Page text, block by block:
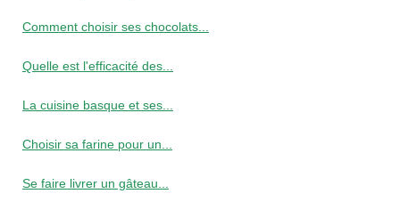
Comment choisir ses chocolats...
Quelle est l'efficacité des...
La cuisine basque et ses...
Choisir sa farine pour un...
Se faire livrer un gâteau...